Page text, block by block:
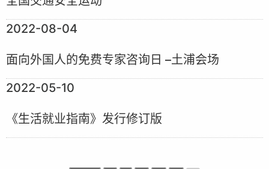
2022-08-04
面向外国人的免费专家咨询日 –土浦会场
2022-05-10
《生活就业指南》发行修订版